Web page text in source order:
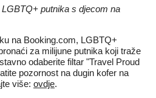
putnika s djecom na
na Booking.com, LGBTQ+
za milijune putnika koji traže
odaberite filtar "Travel Proud
pozornost na dugin kofer na
više: ovdje.